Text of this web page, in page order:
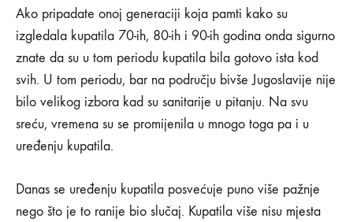
BI
OSTALI
SATIMA
Kade
u
kojima
bi
ostali
satima
Ako pripadate onoj generaciji koja pamti kako su
izgledala kupatila 70-ih, 80-ih i 90-ih godina onda sigurno
znate da su u tom periodu kupatila bila gotovo ista kod
svih. U tom periodu, bar na području bivše Jugoslavije nije
bilo velikog izbora kad su sanitarije u pitanju. Na svu
sreću, vremena su se promijenila u mnogo toga pa i u
uređenju kupatila.
Danas se uređenju kupatila posvećuje puno više pažnje
nego što je to ranije bio slučaj. Kupatila više nisu mjesta